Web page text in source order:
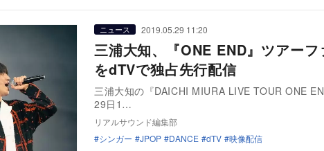
ニュース 2019.05.29 11:20
三浦大知、『ONE END』ツアー
をdTVで独占先行配信
三浦大知の『DAICHI MIURA LIVE TOUR ONE
29日1…
リアルサウンド編集部
シンガー
JPOP DANCE dTV 映像配信